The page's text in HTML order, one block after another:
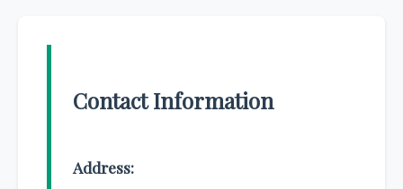
Contact Information
Address: